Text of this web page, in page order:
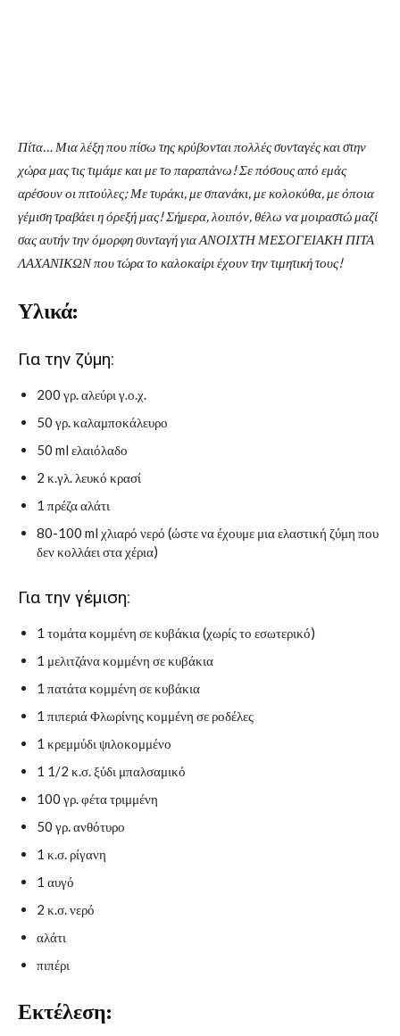
Πίτα… Μια λέξη που πίσω της κρύβονται πολλές συνταγές και στην
χώρα μας τις τιμάμε και με το παραπάνω! Σε πόσους από εμάς
αρέσουν οι πιτούλες; Με τυράκι, με σπανάκι, με κολοκύθα, με όποια
γέμιση τραβάει η όρεξή μας! Σήμερα, λοιπόν, θέλω να μοιραστώ μαζί
σας αυτήν την όμορφη συνταγή για ΑΝΟΙΧΤΗ ΜΕΣΟΓΕΙΑΚΗ ΠΙΤΑ
ΛΑΧΑΝΙΚΩΝ που τώρα το καλοκαίρι έχουν την τιμητική τους!
Υλικά:
Για την ζύμη:
200 γρ. αλεύρι γ.ο.χ.
50 γρ. καλαμποκάλευρο
50 ml ελαιόλαδο
2 κ.γλ. λευκό κρασί
1 πρέζα αλάτι
80-100 ml χλιαρό νερό (ώστε να έχουμε μια ελαστική ζύμη που
δεν κολλάει στα χέρια)
Για την γέμιση:
1 τομάτα κομμένη σε κυβάκια (χωρίς το εσωτερικό)
1 μελιτζάνα κομμένη σε κυβάκια
1 πατάτα κομμένη σε κυβάκια
1 πιπεριά Φλωρίνης κομμένη σε ροδέλες
1 κρεμμύδι ψιλοκομμένο
1 1/2 κ.σ. ξύδι μπαλσαμικό
100 γρ. φέτα τριμμένη
50 γρ. ανθότυρο
1 κ.σ. ρίγανη
1 αυγό
2 κ.σ. νερό
αλάτι
πιπέρι
Εκτέλεση: